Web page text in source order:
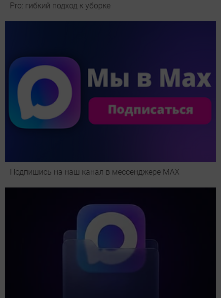
Pro: гибкий подход к уборке
Подпишись на наш канал в мессенджере МАХ